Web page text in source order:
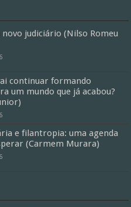
judiciário (Nilso Romeu
continuar formando
um mundo que já acabou?
e filantropia: uma agenda
(Carmem Murara)